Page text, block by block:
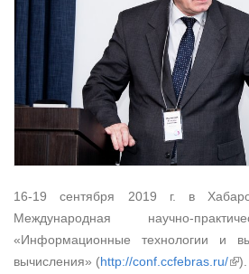
16-19 сентября 2019 г. в
Международная научно-
«Информационные технологии и
вычисления» (http://conf.ccfebras.ru/
).